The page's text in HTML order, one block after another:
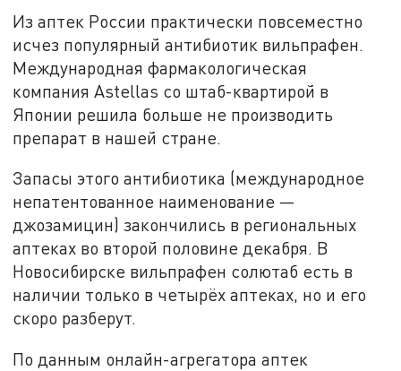
Из аптек России практически повсеместно
исчез популярный антибиотик вильпрафен.
Международная фармакологическая
компания Astellas со штаб-квартирой в
Японии решила больше не производить
препарат в нашей стране.
Запасы этого антибиотика (международное
непатентованное наименование —
джозамицин) закончились в региональных
аптеках во второй половине декабря. В
Новосибирске вильпрафен солютаб есть в
наличии только в четырёх аптеках, но и его
скоро разберут.
По данным онлайн-агрегатора аптек